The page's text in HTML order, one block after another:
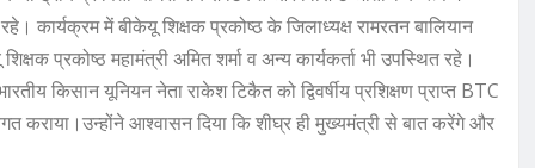
कार्यक्रम में बीकेयू शिक्षक प्रकोष्ठ के जिलाध्यक्ष रामरतन बालियान
प्रकोष्ठ महामंत्री अमित शर्मा व अन्य कार्यकर्ता भी उपस्थित रहे।
किसान यूनियन नेता राकेश टिकैत को द्विवर्षीय प्रशिक्षण प्राप्त BTC
आश्वासन दिया कि शीघ्र ही मुख्यमंत्री से बात करेंगे और